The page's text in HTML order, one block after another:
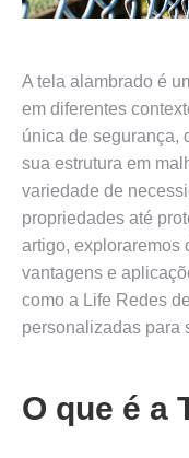
A tela alambrado é
em diferentes
única de segurança,
sua estrutura em
variedade de
propriedades até
artigo, exploraremos
vantagens e
como a Life Redes
personalizadas para
O que é a